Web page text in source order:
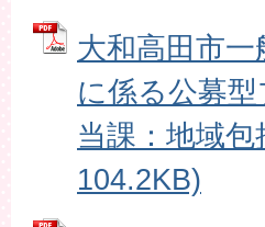
大和高田市
に係る公募
当課：地域
104.2KB)